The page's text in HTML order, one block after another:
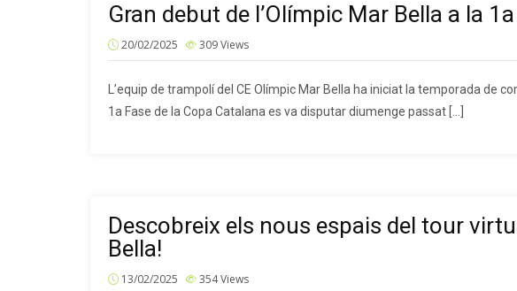
Gran debut de l’Olímpic Mar Bella a la
20/02/2025 309Views
L’equip de trampolí del CE Olímpic Mar Bella ha iniciat la temporada de
1a Fase de la Copa Catalana es va disputar diumenge passat […]
Descobreix els nous espais del tour
Bella!
13/02/2025 354Views